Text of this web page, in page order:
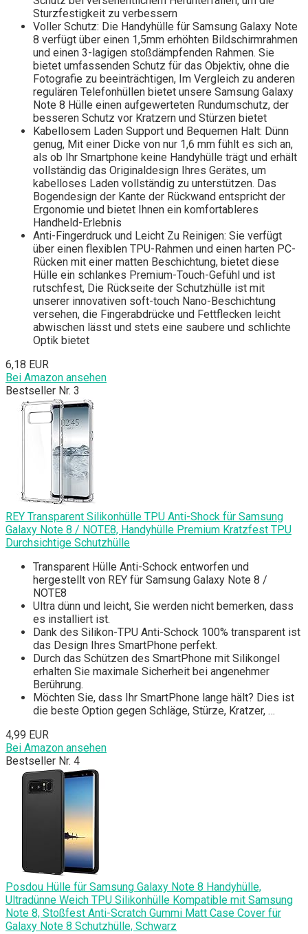
Sturzfestigkeit zu verbessern
Voller Schutz: Die Handyhülle für Samsung Galaxy Note
8 verfügt über einen 1,5mm erhöhten Bildschirmrahmen
und einen 3-lagigen stoßdämpfenden Rahmen. Sie
bietet umfassenden Schutz für das Objektiv, ohne die
Fotografie zu beeinträchtigen, Im Vergleich zu anderen
regulären Telefonhüllen bietet unsere Samsung Galaxy
Note 8 Hülle einen aufgewerteten Rundumschutz, der
besseren Schutz vor Kratzern und Stürzen bietet
Kabellosem Laden Support und Bequemen Halt: Dünn
genug, Mit einer Dicke von nur 1,6 mm fühlt es sich an,
als ob Ihr Smartphone keine Handyhülle trägt und erhält
vollständig das Originaldesign Ihres Gerätes, um
kabelloses Laden vollständig zu unterstützen. Das
Bogendesign der Kante der Rückwand entspricht der
Ergonomie und bietet Ihnen ein komfortableres
Handheld-Erlebnis
Anti-Fingerdruck und Leicht Zu Reinigen: Sie verfügt
über einen flexiblen TPU-Rahmen und einen harten PC-
Rücken mit einer matten Beschichtung, bietet diese
Hülle ein schlankes Premium-Touch-Gefühl und ist
rutschfest, Die Rückseite der Schutzhülle ist mit
unserer innovativen soft-touch Nano-Beschichtung
versehen, die Fingerabdrücke und Fettflecken leicht
abwischen lässt und stets eine saubere und schlichte
Optik bietet
6,18 EUR
Bei Amazon ansehen
Bestseller Nr. 3
REY Transparent Silikonhülle TPU Anti-Shock für Samsung
Galaxy Note 8 / NOTE8, Handyhülle Premium Kratzfest TPU
Durchsichtige Schutzhülle
Transparent Hülle Anti-Schock entworfen und
hergestellt von REY für Samsung Galaxy Note 8 /
NOTE8
Ultra dünn und leicht, Sie werden nicht bemerken, dass
es installiert ist.
Dank des Silikon-TPU Anti-Schock 100% transparent ist
das Design Ihres SmartPhone perfekt.
Durch das Schützen des SmartPhone mit Silikongel
erhalten Sie maximale Sicherheit bei angenehmer
Berührung.
Möchten Sie, dass Ihr SmartPhone lange hält? Dies ist
die beste Option gegen Schläge, Stürze, Kratzer, …
4,99 EUR
Bei Amazon ansehen
Bestseller Nr. 4
Posdou Hülle für Samsung Galaxy Note 8 Handyhülle,
Ultradünne Weich TPU Silikonhülle Kompatible mit Samsung
Note 8, Stoßfest Anti-Scratch Gummi Matt Case Cover für
Galaxy Note 8 Schutzhülle, Schwarz